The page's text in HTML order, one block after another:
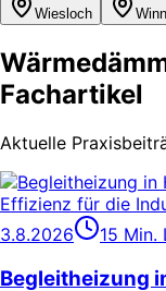
Wiesloch
Fachartikel
Aktuelle
3.8.2026 15 Min.
Begleitheizung